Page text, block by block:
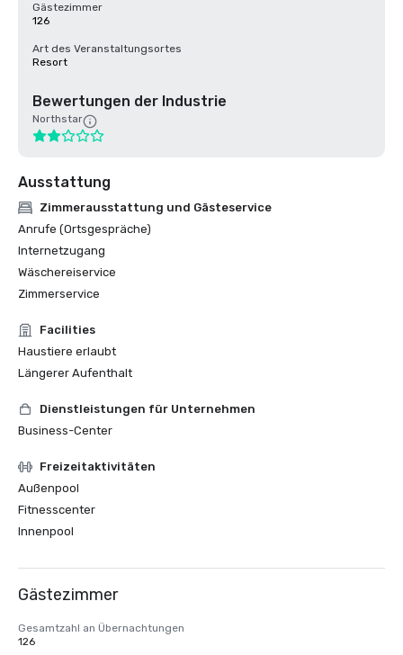
Gästezimmer
126
Art des Veranstaltungsortes
Resort
Bewertungen der Industrie
Northstar
Ausstattung
Zimmerausstattung und Gästeservice
Anrufe (Ortsgespräche)
Internetzugang
Wäschereiservice
Zimmerservice
Facilities
Haustiere erlaubt
Längerer Aufenthalt
Dienstleistungen für Unternehmen
Business-Center
Freizeitaktivitäten
Außenpool
Fitnesscenter
Innenpool
Gästezimmer
Gesamtzahl an Übernachtungen
126